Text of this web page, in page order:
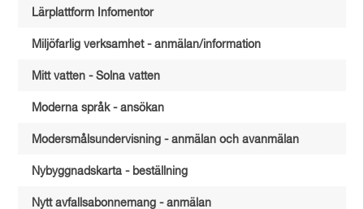
Lärplattform Infomentor
Miljöfarlig verksamhet - anmälan/information
Mitt vatten - Solna vatten
Moderna språk - ansökan
Modersmålsundervisning - anmälan och avanmälan
Nybyggnadskarta - beställning
Nytt avfallsabonnemang - anmälan